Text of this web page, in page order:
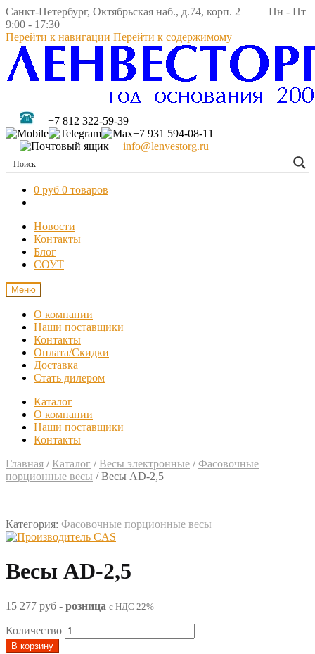
Санкт-Петербург, Октябрьская наб., д.74, корп. 2 Пн - Пт
9:00 - 17:30
Перейти к навигации Перейти к содержимому
+7 812 322-59-39
+7 931 594-08-11
info@lenvestorg.ru
0 руб 0 товаров
Новости
Контакты
Блог
СОУТ
Меню
О компании
Наши поставщики
Контакты
Оплата/Скидки
Доставка
Стать дилером
Каталог
О компании
Наши поставщики
Контакты
Главная / Каталог / Весы электронные /Фасовочные
порционные весы /Весы AD-2,5
Категория: Фасовочные порционные весы
Весы AD-2,5
15 277 руб - розница с НДС 22%
Количество
В корзину